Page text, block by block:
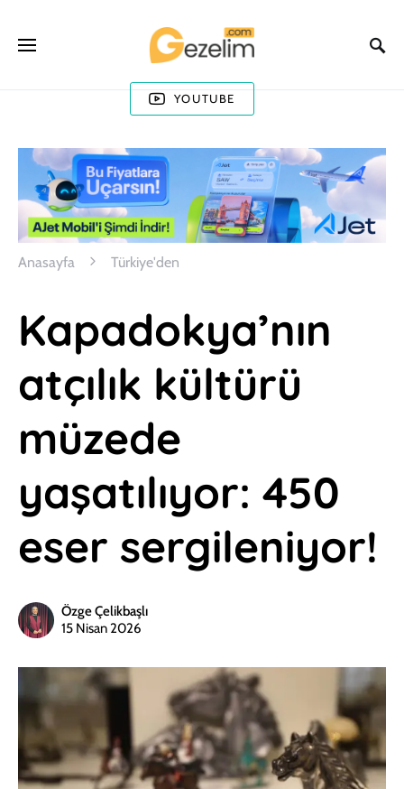
YOUTUBE
Anasayfa Türkiye'den
Kapadokya’nın
atçılık kültürü
müzede
yaşatılıyor: 450
eser sergileniyor!
Özge Çelikbaşlı
15 Nisan 2026